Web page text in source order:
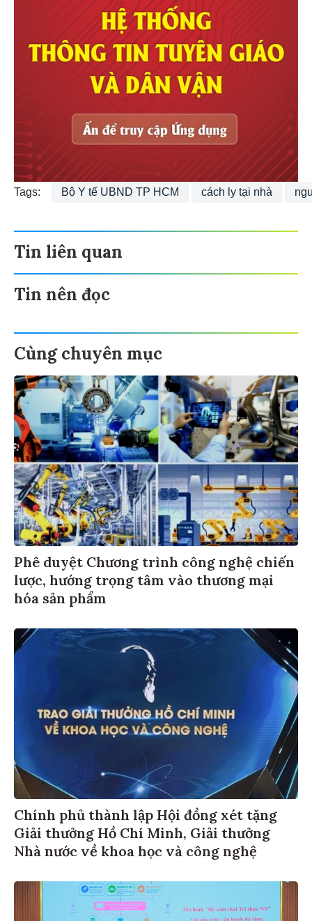
Tags: Bộ Y tế UBND TP HCM cách ly tại nhà
Tin liên quan
Tin nên đọc
Cùng chuyên mục
Phê duyệt Chương trình công nghệ chiến
lược, hướng trọng tâm vào thương mại
hóa sản phẩm
Chính phủ thành lập Hội đồng xét tặng
Giải thưởng Hồ Chí Minh, Giải thưởng
Nhà nước về khoa học và công nghệ